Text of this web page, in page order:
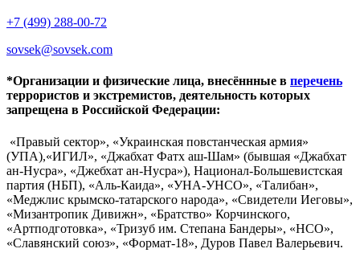
+7 (499) 288-00-72
sovsek@sovsek.com
*Организации и физические лица, внесённные в перечень
террористов и экстремистов, деятельность которых
запрещена в Российской Федерации:
«Правый сектор», «Украинская повстанческая армия»
(УПА),«ИГИЛ», «Джабхат Фатх аш-Шам» (бывшая «Джабхат
ан-Нусра», «Джебхат ан-Нусра»), Национал-Большевистская
партия (НБП), «Аль-Каида», «УНА-УНСО», «Талибан»,
«Меджлис крымско-татарского народа», «Свидетели Иеговы»,
«Мизантропик Дивижн», «Братство» Корчинского,
«Артподготовка», «Тризуб им. Степана Бандеры», «НСО»,
«Славянский союз», «Формат-18», Дуров Павел Валерьевич.